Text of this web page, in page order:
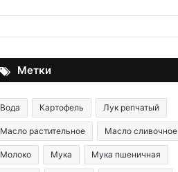
Метки
Вода Картофель Лук репчатый
Масло растительное Масло сливочное
Молоко Мука Мука пшеничная